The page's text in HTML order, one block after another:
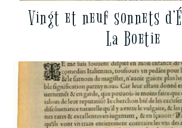
Vingt et neuf sonnets
La Boetie